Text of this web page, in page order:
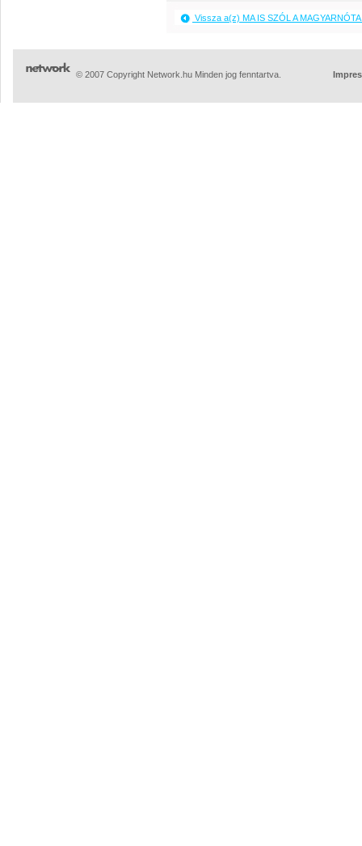
Vissza a(z) MA IS SZÓL A
© 2007 Copyright Network.hu Minden jog fenntartva.